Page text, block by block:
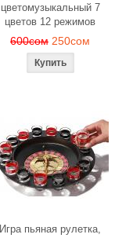
цветомузыкальный 7
цветов 12 режимов
600сом 250сом
Игра пьяная рулетка,